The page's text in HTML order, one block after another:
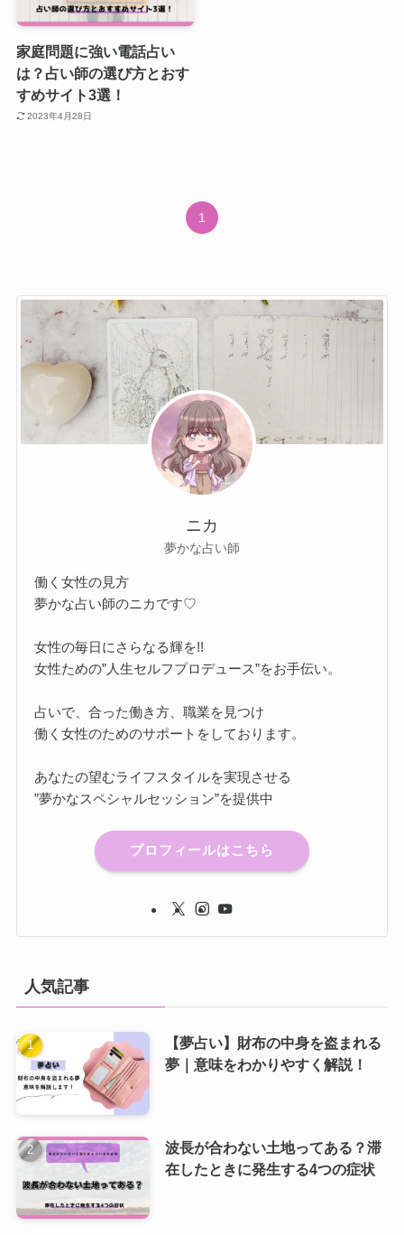
家庭問題に強い電話占い
は？占い師の選び方とおす
すめサイト3選！
2023年4月28日
1
ニカ
夢かな占い師
働く女性の見方
夢かな占い師のニカです♡
女性の毎日にさらなる輝を!!
女性ための”人生セルフプロデュース”をお手伝い。
占いで、合った働き方、職業を見つけ
働く女性のためのサポートをしております。
あなたの望むライフスタイルを実現させる
”夢かなスペシャルセッション”を提供中
プロフィールはこちら
人気記事
【夢占い】財布の中身を盗まれる
夢｜意味をわかりやすく解説！
波長が合わない土地ってある？滞
在したときに発生する4つの症状